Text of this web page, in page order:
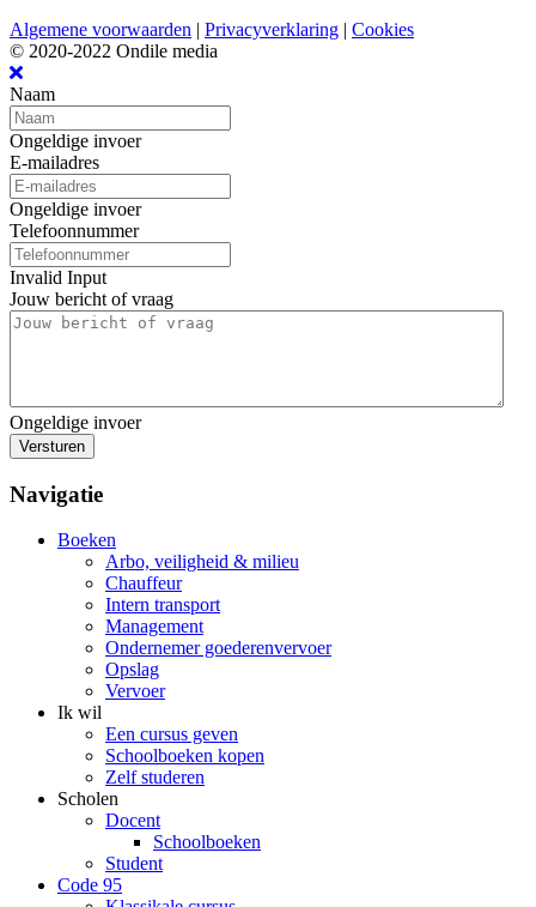
Algemene voorwaarden | Privacyverklaring | Cookies
© 2020-2022 Ondile media
Naam
Ongeldige invoer
E-mailadres
Ongeldige invoer
Telefoonnummer
Invalid Input
Jouw bericht of vraag
Ongeldige invoer
Versturen
Navigatie
Boeken
Arbo, veiligheid & milieu
Chauffeur
Intern transport
Management
Ondernemer goederenvervoer
Opslag
Vervoer
Ik wil
Een cursus geven
Schoolboeken kopen
Zelf studeren
Scholen
Docent
Schoolboeken
Student
Code 95